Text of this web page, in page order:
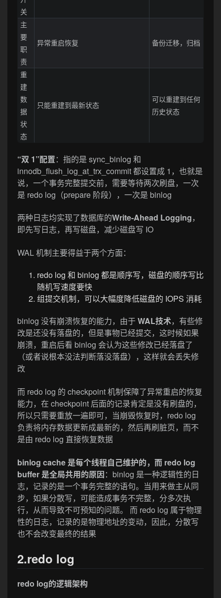
关
主
要
职
责
异常重启恢复 备份迁移，归档
重
建
数
据
状
态
只能重建到最新状态
可以重建到任何
历史状态
“双 1”配置：指的是 sync_binlog 和
innodb_flush_log_at_trx_commit 都设置成 1，也就是
说，一个事务完整提交前，需要等待两次刷盘，一次
是 redo log（prepare 阶段），一次是 binlog
两种日志均实现了数据库的Write-Ahead Logging，
即先写日志，再写磁盘，减少磁盘写 IO
WAL 机制主要得益于两个方面：
redo log 和 binlog 都是顺序写，磁盘的顺序写比
随机写速度要快
组提交机制，可以大幅度降低磁盘的 IOPS 消耗
binlog 没有崩溃恢复的能力，由于 WAL技术，有些修
改是还没有落盘的，但是事物已经提交，这时候如果
崩溃，重启后看 binlog 会认为这些修改已经落盘了
（或者说根本没法判断落没落盘），这样就会丢失修
改
而 redo log 的 checkpoint 机制保障了异常重启的恢复
能力，在 checkpoint 后面的记录肯定是没有刷盘的，
所以只需要重放一遍即可，当崩毁恢复时，redo log
负责将内存数据更新成最新的，然后再刷脏页，而不
是由 redo log 直接恢复数据
binlog cache 是每个线程自己维护的，而 redo log
buffer 是全局共用的原因：binlog 是一种逻辑性的日
志，记录的是一个事务完整的语句。当用来做主从同
步，如果分散写，可能造成事务不完整，分多次执
行，从而导致不可预知的问题。 而 redo log 属于物理
性的日志，记录的是物理地址的变动，因此，分散写
也不会改变最终的结果
2.redo log
redo log的逻辑架构